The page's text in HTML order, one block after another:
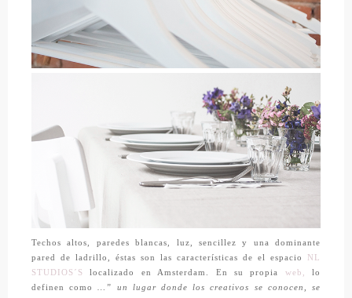
Techos altos, paredes blancas, luz, sencillez y una dominante
pared de ladrillo, éstas son las características de el espacio
NL
STUDIOS´S
localizado en Amsterdam. En su propia web,
lo
definen como
…” un lugar donde los creativos se conocen, se